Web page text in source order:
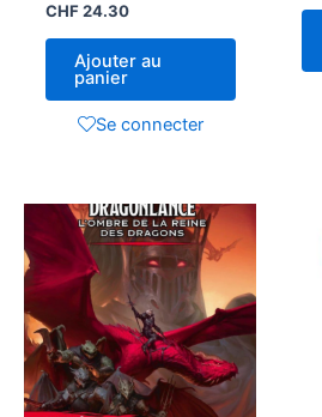
CHF24.30
Ajouter au
panier
Se connecter